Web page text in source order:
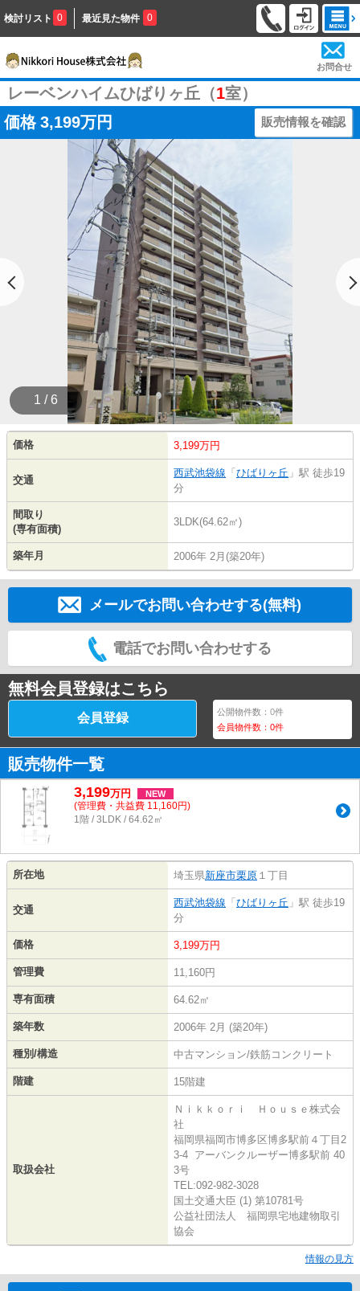
検討リスト 0 最近見た物件 0
お問合せ
レーベンハイムひばりヶ丘（1室）
価格 3,199万円 販売情報を確認
1 / 6
価格 3,199万円
交通
西武池袋線 「 ひばりヶ丘 」駅 徒歩19
分
間取り
(専有面積)
3LDK(64.62㎡)
築年月 2006年 2月(築20年)
メールでお問い合わせする(無料)
電話でお問い合わせする
無料会員登録はこちら
会員登録 公開物件数：0件
会員物件数：0件
販売物件一覧
3,199万円 NEW
(管理費・共益費 11,160円)
1階 / 3LDK / 64.62㎡
所在地 埼玉県新座市栗原 １丁目
交通
西武池袋線 「 ひばりヶ丘 」駅 徒歩19
分
価格 3,199万円
管理費 11,160円
専有面積 64.62㎡
築年数 2006年 2月 (築20年)
種別/構造 中古マンション/鉄筋コンクリート
階建 15階建
取扱会社
Ｎｉｋｋｏｒｉ Ｈｏｕｓｅ株式会
社
福岡県福岡市博多区博多駅前４丁目2
3-4 アーバンクルーザー博多駅前 40
3号
TEL:092-982-3028
国土交通大臣 (1) 第10781号
公益社団法人 福岡県宅地建物取引
協会
情報の見方